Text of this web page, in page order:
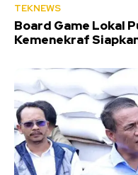
TEKNEWS
Board Game Lokal
Kemenekraf